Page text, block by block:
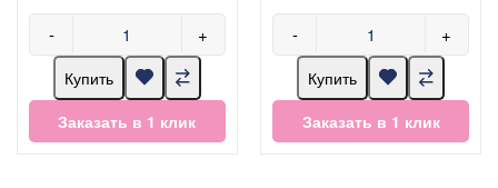
- +
Купить
Заказать в 1 клик
- +
Купить
Заказать в 1 клик